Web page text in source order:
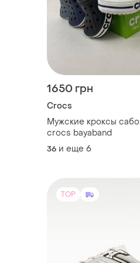
1650 грн
Crocs
Мужские кроксы сабо
crocs bayaband
36 и еще 6
TOP